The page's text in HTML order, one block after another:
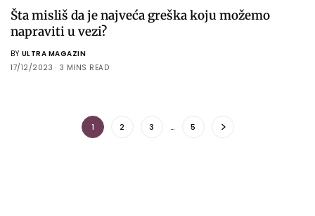
Šta misliš da je najveća greška koju možemo
napraviti u vezi?
BY ULTRA MAGAZIN
17/12/2023
3 MINS READ
1 2 3 … 5